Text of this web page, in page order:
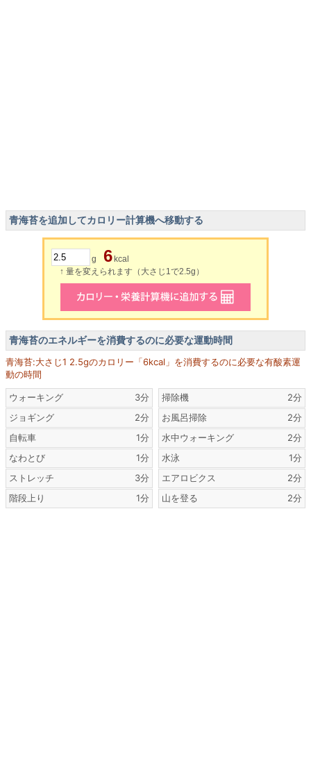
青海苔を追加してカロリー計算機へ移動する
g 6 kcal
↑ 量を変えられます（大さじ1で2.5g）
青海苔のエネルギーを消費するのに必要な運動時間
青海苔:大さじ1 2.5gのカロリー「6kcal」を消費するのに必要な有酸素運
動の時間
ウォーキング
3分
ジョギング
2分
自転車
1分
なわとび
1分
ストレッチ
3分
階段上り
1分
掃除機
2分
お風呂掃除
2分
水中ウォーキング
2分
水泳
1分
エアロビクス
2分
山を登る
2分